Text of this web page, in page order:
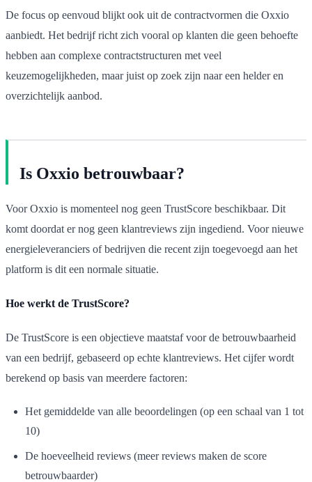
De focus op eenvoud blijkt ook uit de contractvormen die Oxxio
aanbiedt. Het bedrijf richt zich vooral op klanten die geen behoefte
hebben aan complexe contractstructuren met veel
keuzemogelijkheden, maar juist op zoek zijn naar een helder en
overzichtelijk aanbod.
Is Oxxio betrouwbaar?
Voor Oxxio is momenteel nog geen TrustScore beschikbaar. Dit
komt doordat er nog geen klantreviews zijn ingediend. Voor nieuwe
energieleveranciers of bedrijven die recent zijn toegevoegd aan het
platform is dit een normale situatie.
Hoe werkt de TrustScore?
De TrustScore is een objectieve maatstaf voor de betrouwbaarheid
van een bedrijf, gebaseerd op echte klantreviews. Het cijfer wordt
berekend op basis van meerdere factoren:
Het gemiddelde van alle beoordelingen (op een schaal van 1 tot
10)
De hoeveelheid reviews (meer reviews maken de score
betrouwbaarder)